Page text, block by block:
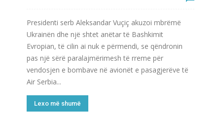
Presidenti serb Aleksandar Vuçiç akuzoi mbrëmë
Ukrainën dhe një shtet anëtar të Bashkimit
Evropian, të cilin ai nuk e përmendi, se qëndronin
pas një sërë paralajmërimesh të rreme për
vendosjen e bombave në avionët e pasagjerëve të
Air Serbia...
Lexo më shumë